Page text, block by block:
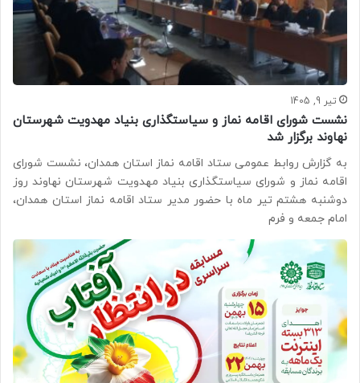
تیر 9, 1405
نشست شورای اقامه نماز و سیاستگذاری بنیاد مهدویت شهرستان
نهاوند برگزار شد
به گزارش روابط عمومی ستاد اقامه نماز استان همدان، نشست شورای
اقامه نماز و شورای سیاستگذاری بنیاد مهدویت شهرستان نهاوند روز
دوشنبه هشتم تیر ماه با حضور مدیر ستاد اقامه نماز استان همدان،
امام جمعه و فرم